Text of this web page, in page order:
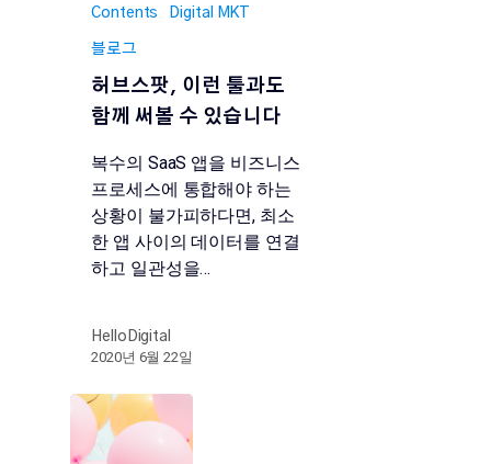
Contents Digital MKT
블로그
허브스팟, 이런 툴과도
함께 써볼 수 있습니다
복수의 SaaS 앱을 비즈니스
프로세스에 통합해야 하는
상황이 불가피하다면, 최소
한 앱 사이의 데이터를 연결
하고 일관성을…
HelloDigital
2020년 6월 22일